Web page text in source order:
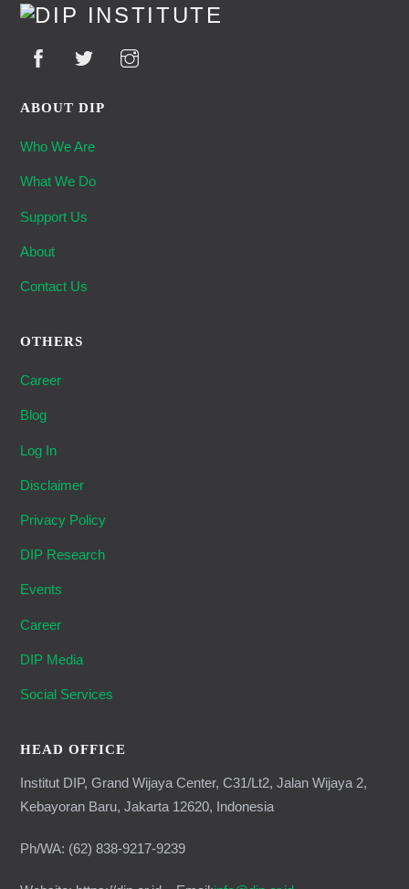
Top
ABOUT DIP
Who We Are
What We Do
Support Us
About
Contact Us
OTHERS
Career
Blog
Log In
Disclaimer
Privacy Policy
DIP Research
Events
Career
DIP Media
Social Services
HEAD OFFICE
Institut DIP, Grand Wijaya Center, C31/Lt2, Jalan Wijaya 2,
Kebayoran Baru, Jakarta 12620, Indonesia
Ph/WA: (62) 838-9217-9239